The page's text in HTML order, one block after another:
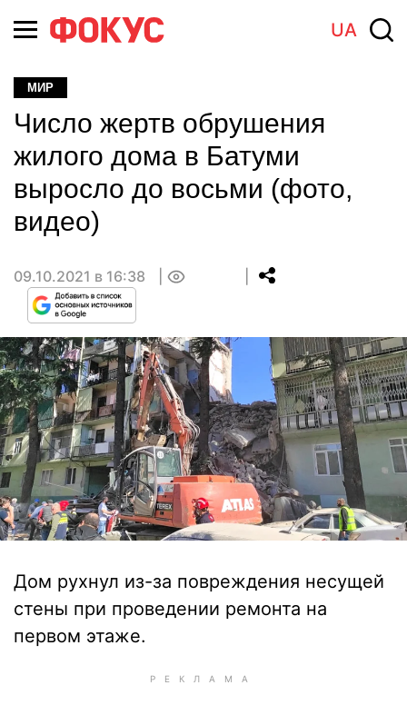
UA
МИР
Число жертв обрушения
жилого дома в Батуми
выросло до восьми (фото,
видео)
09.10.2021 в 16:38
Дом рухнул из-за повреждения несущей
стены при проведении ремонта на
первом этаже.